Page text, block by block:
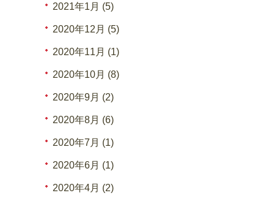
2021年1月 (5)
2020年12月 (5)
2020年11月 (1)
2020年10月 (8)
2020年9月 (2)
2020年8月 (6)
2020年7月 (1)
2020年6月 (1)
2020年4月 (2)